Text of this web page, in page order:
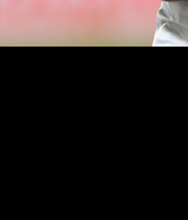
للمبارة، التي جمعتهما مساء أمس
الإفريقية.
جزاء عن طريق عميده يحيى جبران